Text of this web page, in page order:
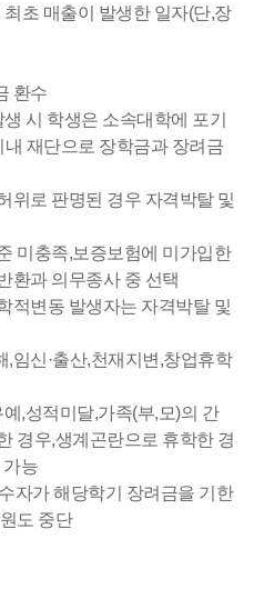
초 매출이 발생한 일자(단,장
환수
시 학생은 소속대학에 포기
재단으로 장학금과 장려금
로 판명된 경우 자격박탈 및
미충족,보증보험에 미가입한
환과 의무종사 중 선택
적변동 발생자는 자격박탈 및
,임신·출산,천재지변,창업휴학
,성적미달,가족(부,모)의 간
경우,생계곤란으로 휴학한 경
가능
자가 해당학기 장려금을 기한
도 중단